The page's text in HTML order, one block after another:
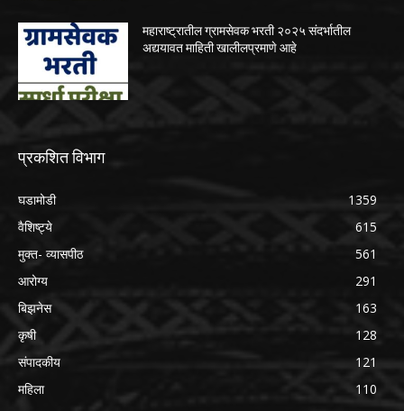
महाराष्ट्रातील ग्रामसेवक भरती २०२५ संदर्भातील
अद्ययावत माहिती खालीलप्रमाणे आहे
प्रकशित विभाग
घडामोडी
1359
वैशिष्ट्ये
615
मुक्त- व्यासपीठ
561
आरोग्य
291
बिझनेस
163
कृषी
128
संपादकीय
121
महिला
110